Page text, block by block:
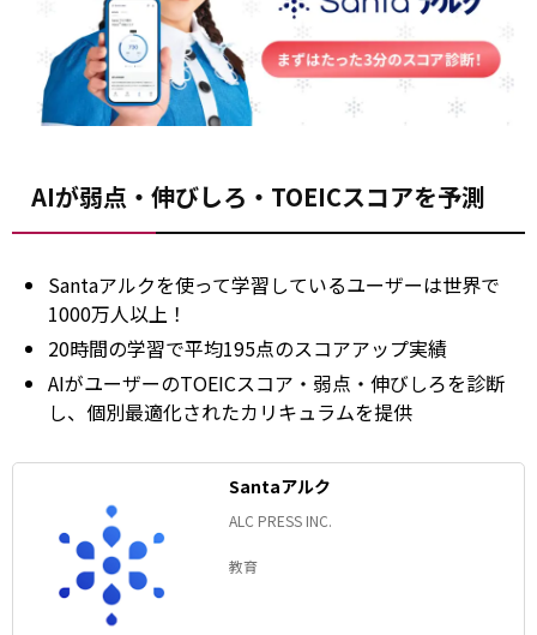
AIが弱点・伸びしろ・TOEICスコアを予測
Santaアルクを使って学習しているユーザーは世界で
1000万人以上！
20時間の学習で平均195点のスコアアップ実績
AIがユーザーのTOEICスコア・弱点・伸びしろを診断
し、個別最適化されたカリキュラムを提供
Santaアルク
ALC PRESS INC.
教育